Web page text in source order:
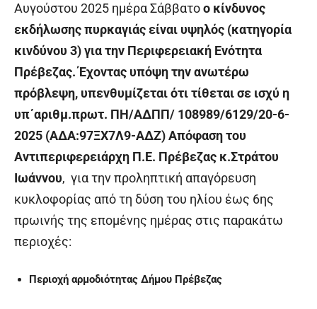
Αυγούστου 2025 ημέρα Σάββατοο κίνδυνος
εκδήλωσης πυρκαγιάς είναι υψηλός (κατηγορία
κινδύνου 3) για την Περιφερειακή Ενότητα
Πρέβεζας. Έχοντας υπόψη την ανωτέρω
πρόβλεψη, υπενθυμίζεται ότι τίθεται σε ισχύ η
υπ΄αριθμ.πρωτ. ΠΗ/ΑΔΠΠ/ 108989/6129/20-6-
2025 (ΑΔΑ:97ΞΧ7Λ9-ΑΔΖ) Απόφαση του
Αντιπεριφερειάρχη Π.Ε. Πρέβεζας κ.Στράτου
Ιωάννου, για την προληπτική απαγόρευση
κυκλοφορίας από τη δύση του ηλίου έως 6ης
πρωινής της επομένης ημέρας στις παρακάτω
περιοχές:
Περιοχή αρμοδιότητας Δήμου Πρέβεζας